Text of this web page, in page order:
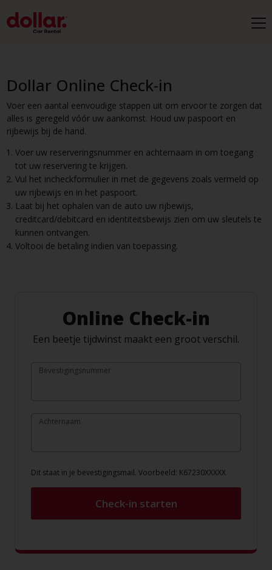
Dollar Online Check-in
Voer een aantal eenvoudige stappen uit om ervoor te zorgen dat
alles is geregeld vóór uw aankomst. Houd uw paspoort en
rijbewijs bij de hand.
Voer uw reserveringsnummer en achternaam in om toegang
tot uw reservering te krijgen.
Vul het incheckformulier in met de gegevens zoals vermeld op
uw rijbewijs en in het paspoort.
Laat bij het ophalen van de auto uw rijbewijs,
creditcard/debitcard en identiteitsbewijs zien om uw sleutels te
kunnen ontvangen.
Voltooi de betaling indien van toepassing.
Online Check-in
Een beetje tijdwinst maakt een groot verschil.
Bevestigingsnummer
Achternaam
Dit staat in je bevestigingsmail. Voorbeeld: K67230XXXXX
Check-in starten